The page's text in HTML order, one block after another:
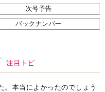
次号予告
バックナンバー
注目トピ
。本当によかったのでしょう